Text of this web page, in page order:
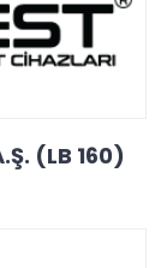
(LB 160)